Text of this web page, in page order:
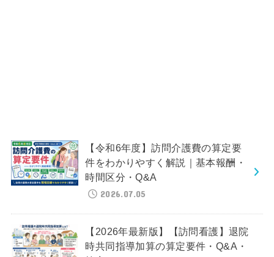
【令和6年度】訪問介護費の算定要
件をわかりやすく解説｜基本報酬・
時間区分・Q&A
2026.07.05
【2026年最新版】【訪問看護】退院
時共同指導加算の算定要件・Q&A・